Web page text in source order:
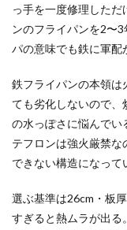
っ手を一度修理した
ンのフライパンを2〜
パの意味でも鉄に軍配
鉄フライパンの本領は
ても劣化しないので
の水っぽさに悩んでい
テフロンは強火厳禁
できない構造になって
選ぶ基準は26cm・板
すぎると熱ムラが出る